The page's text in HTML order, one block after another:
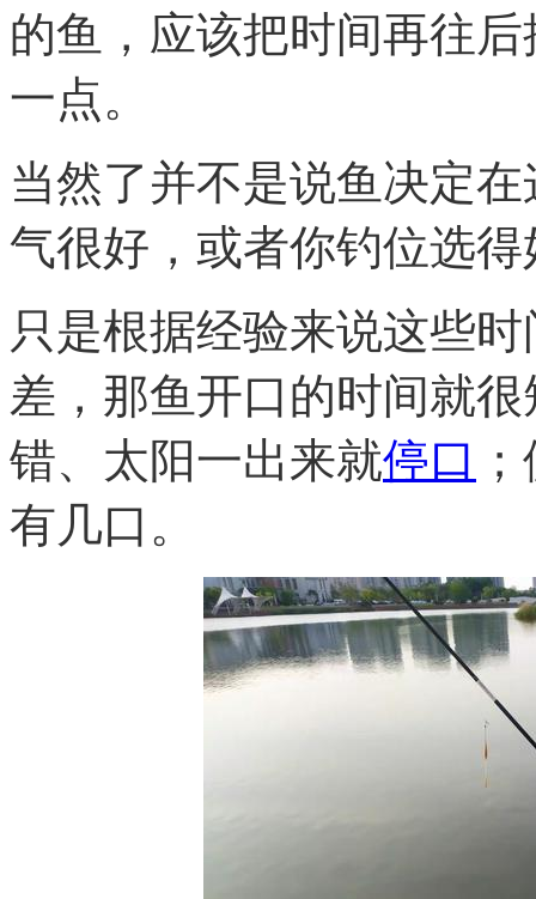
的鱼，应该把时间再往
一点。
当然了并不是说鱼决定
气很好，或者你钓位选
只是根据经验来说这些
差，那鱼开口的时间就
错、太阳一出来就停口
有几口。